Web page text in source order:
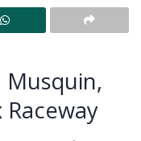
Musquin,
Raceway